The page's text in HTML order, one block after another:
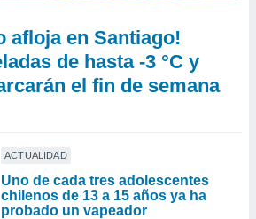
afloja en Santiago!
de hasta -3 °C y
el fin de semana
ACTUALIDAD
Uno de cada tres adolescentes
chilenos de 13 a 15 años ya ha
probado un vapeador